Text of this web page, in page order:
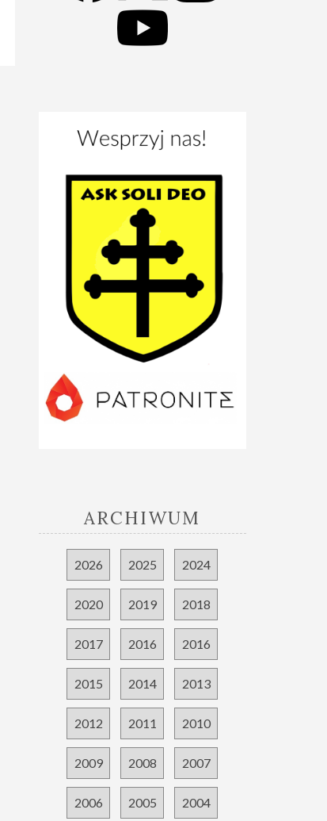
ARCHIWUM
2026 2025 2024
2020 2019 2018
2017 2016 2016
2015 2014 2013
2012 2011 2010
2009 2008 2007
2006 2005 2004